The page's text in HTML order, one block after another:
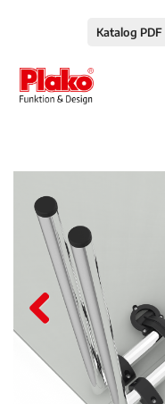
Katalog PDF
Pre
viou